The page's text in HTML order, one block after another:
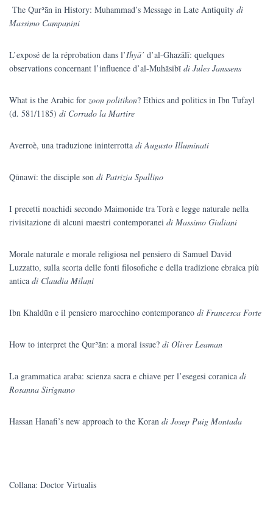
The Qurʾān in History: Muhammad’s Message in Late Antiquity di
Massimo Campanini
L’exposé de la réprobation dans l’Ihyā’ d’al-Ghazālī: quelques
observations concernant l’influence d’al-Muhāsibī di Jules Janssens
What is the Arabic for zoon politikon? Ethics and politics in Ibn Tufayl
(d. 581/1185) di Corrado la Martire
Averroè, una traduzione ininterrotta di Augusto Illuminati
Qūnawī: the disciple son di Patrizia Spallino
I precetti noachidi secondo Maimonide tra Torà e legge naturale nella
rivisitazione di alcuni maestri contemporanei di Massimo Giuliani
Morale naturale e morale religiosa nel pensiero di Samuel David
Luzzatto, sulla scorta delle fonti filosofiche e della tradizione ebraica più
antica di Claudia Milani
Ibn Khaldūn e il pensiero marocchino contemporaneo di Francesca Forte
How to interpret the Qurʾān: a moral issue? di Oliver Leaman
La grammatica araba: scienza sacra e chiave per l’esegesi coranica di
Rosanna Sirignano
Hassan Hanafi’s new approach to the Koran di Josep Puig Montada
Collana: Doctor Virtualis